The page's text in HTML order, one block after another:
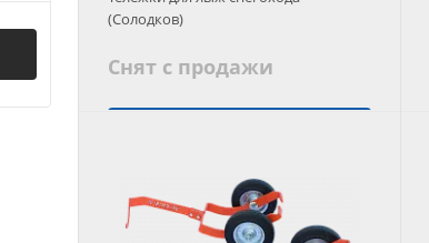
(Солодков)
Снят с продажи